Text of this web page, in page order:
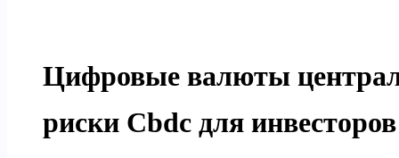
Цифровые валюты
риски Cbdc для